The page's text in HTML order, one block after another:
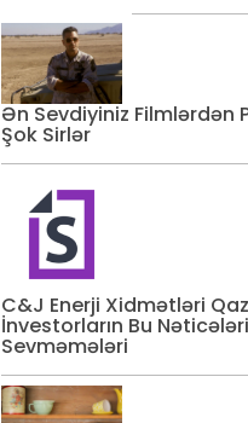
Ən Sevdiyiniz Filmlərdən
Şok Sirlər
C&J Enerji Xidmətləri
İnvestorların Bu
Sevməmələri